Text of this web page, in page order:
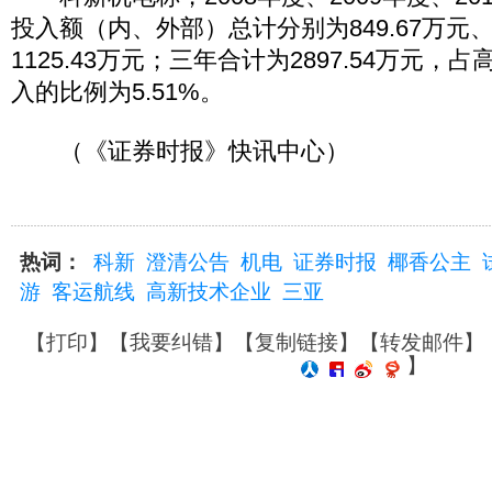
投入额（内、外部）总计分别为849.67万元
1125.43万元；三年合计为2897.54万元，占
入的比例为5.51%。
（《证券时报》快讯中心）
热词： 科新 澄清公告 机电 证券时报 椰香公主
游 客运航线 高新技术企业 三亚
【打印】【我要纠错】【复制链接】【转发邮件】
】